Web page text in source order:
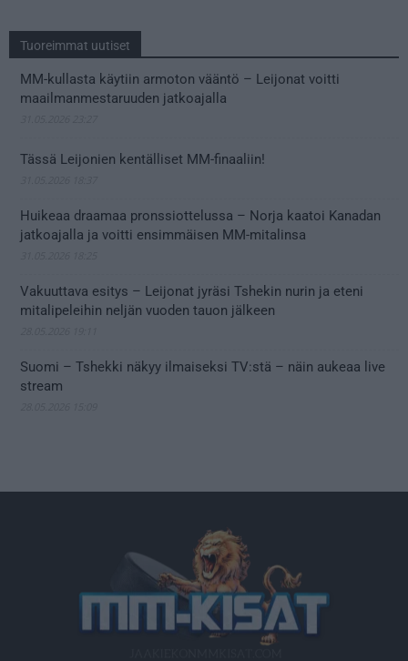
Tuoreimmat uutiset
MM-kullasta käytiin armoton vääntö – Leijonat voitti
maailmanmestaruuden jatkoajalla
Tässä Leijonien kentälliset MM-finaaliin!
Huikeaa draamaa pronssiottelussa – Norja kaatoi Kanadan
jatkoajalla ja voitti ensimmäisen MM-mitalinsa
Vakuuttava esitys – Leijonat jyräsi Tshekin nurin ja eteni
mitalipeleihin neljän vuoden tauon jälkeen
Suomi – Tshekki näkyy ilmaiseksi TV:stä – näin aukeaa live
stream